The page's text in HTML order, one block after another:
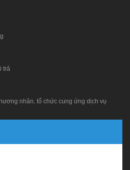
trả
nhân, tổ chức cung ứng dịch vụ